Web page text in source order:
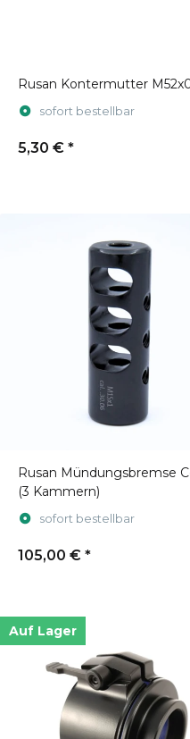
Rusan Kontermutter
sofort bestellbar
5,30 € *
Rusan Mündungsbremse
(3 Kammern)
sofort bestellbar
105,00 € *
Auf Lager